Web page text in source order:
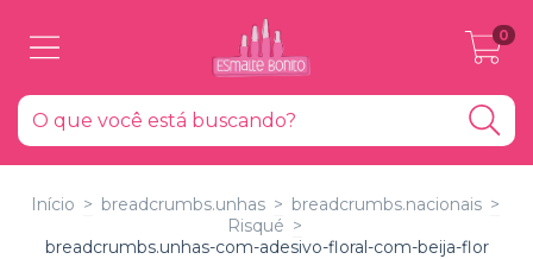
0
Início > breadcrumbs.unhas > breadcrumbs.nacionais >
Risqué >
breadcrumbs.unhas-com-adesivo-floral-com-beija-flor